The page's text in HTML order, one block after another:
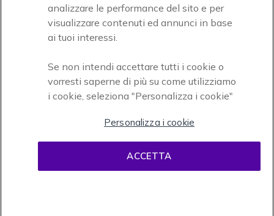
Onedirect, azienda del gruppo INCEPT
Condizioni di vendita
analizzare le performance del sito e per
visualizzare contenuti ed annunci in base
ai tuoi interessi.
Se non intendi accettare tutti i cookie o
vorresti saperne di più su come utilizziamo
i cookie, seleziona "Personalizza i cookie"
Personalizza i cookie
ACCETTA